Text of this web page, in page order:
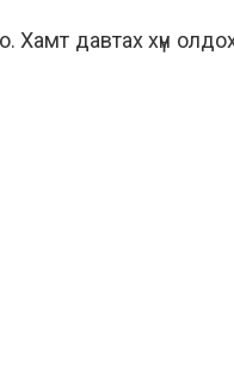
Хамт давтах хүн